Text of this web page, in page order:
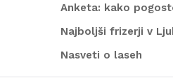
Anketa: kako
Najboljši frizerji v
Nasveti o laseh